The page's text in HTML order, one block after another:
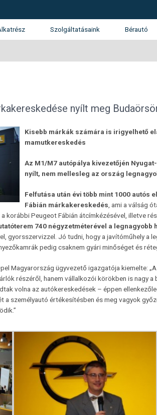
Szolgáltatásaink
Garancia és Assistance
Flotta
Bérautó
nyílt meg
Kisebb márkák számára is irigyelhető
mamutkereskedés
Az M1/M7 autópálya kivezetőjén
nyílt, nem mellesleg az ország
Felfutása után évi több mint 1000 autós
Fábián márkakereskedés , ami a válság
korábbi Peugeot Fábián átcímkézésével, illetve
740 négyzetméterével a
gyorsszervizzel. Jó tudni, hogy a javítóműhely a
pedig csaknem gyári minőséget és
Magyarország ügyvezető igazgatója kiemelte:
részéről, hanem vállalkozói körökben is nagy
volna az autókereskedések – éppen
a személyautó értékesítésben és meg vagyok